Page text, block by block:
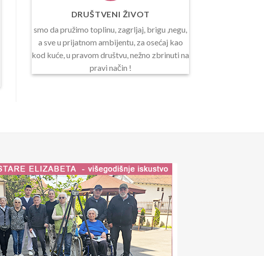
DRUŠTVENI ŽIVOT
smo da pružimo toplinu, zagrljaj, brigu ,negu,
a sve u prijatnom ambijentu, za osećaj kao
kod kuće, u pravom društvu, nežno zbrinuti na
pravi način !